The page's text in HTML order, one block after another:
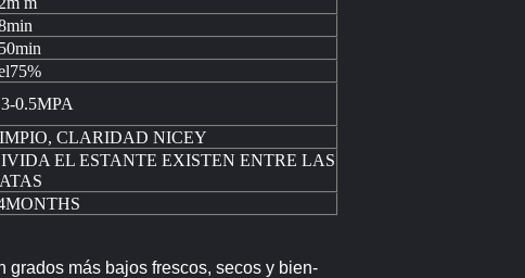
50min
0.5MPA
CLARIDAD NICEY
EL ESTANTE EXISTEN ENTRE LAS
más bajos frescos, secos y bien-